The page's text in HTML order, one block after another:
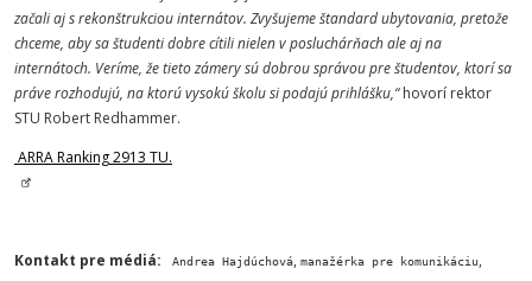
začali aj s rekonštrukciou internátov. Zvyšujeme štandard ubytovania, pretože
chceme, aby sa študenti dobre cítili nielen v posluchárňach ale aj na
internátoch. Veríme, že tieto zámery sú dobrou správou pre študentov, ktorí sa
práve rozhodujú, na ktorú vysokú školu si podajú prihlášku,“hovorí rektor
STU Robert Redhammer.
ARRA Ranking 2913 TU.
Kontakt pre médiá: Andrea Hajdúchová, manažérka pre komunikáciu,